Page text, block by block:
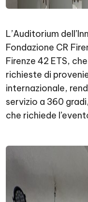
L’Auditorium
Fondazione CR
Firenze 42 ETS,
richieste di
internazionale,
servizio a 360
che richiede